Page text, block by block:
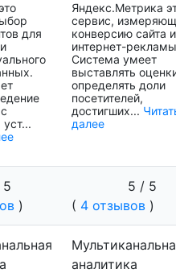
для
Яндекс.Метрика
сервис,
конверсию сайта и
интернет-
Система умеет
выставлять
определять доли
посетителей,
достигших...
далее
5
)
5 / 5
( 4 отзывов )
аналитика